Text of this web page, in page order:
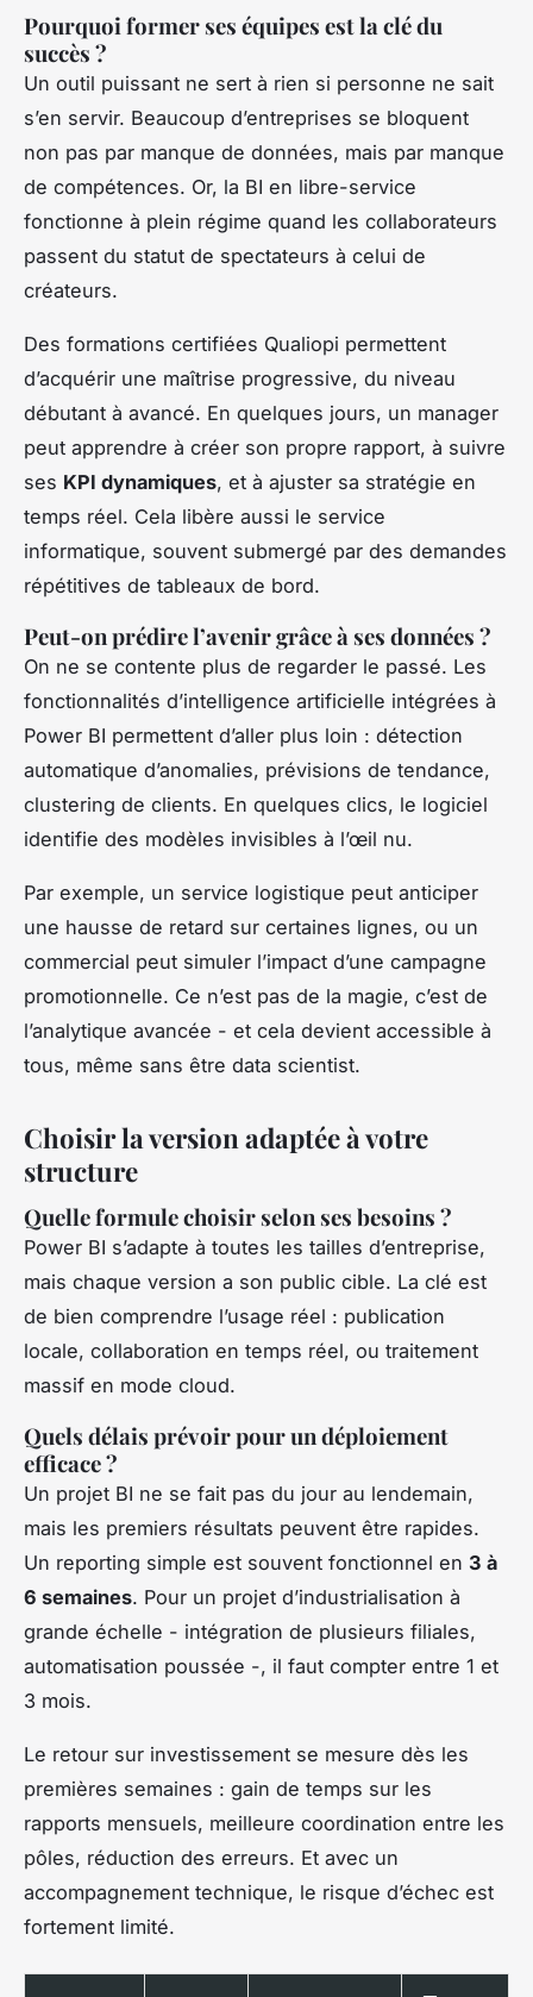
Pourquoi former ses équipes est la clé du
succès ?
Un outil puissant ne sert à rien si personne ne sait
s’en servir. Beaucoup d’entreprises se bloquent
non pas par manque de données, mais par manque
de compétences. Or, la BI en libre-service
fonctionne à plein régime quand les collaborateurs
passent du statut de spectateurs à celui de
créateurs.
Des formations certifiées Qualiopi permettent
d’acquérir une maîtrise progressive, du niveau
débutant à avancé. En quelques jours, un manager
peut apprendre à créer son propre rapport, à suivre
ses KPI dynamiques, et à ajuster sa stratégie en
temps réel. Cela libère aussi le service
informatique, souvent submergé par des demandes
répétitives de tableaux de bord.
Peut-on prédire l’avenir grâce à ses données ?
On ne se contente plus de regarder le passé. Les
fonctionnalités d’intelligence artificielle intégrées à
Power BI permettent d’aller plus loin : détection
automatique d’anomalies, prévisions de tendance,
clustering de clients. En quelques clics, le logiciel
identifie des modèles invisibles à l’œil nu.
Par exemple, un service logistique peut anticiper
une hausse de retard sur certaines lignes, ou un
commercial peut simuler l’impact d’une campagne
promotionnelle. Ce n’est pas de la magie, c’est de
l’analytique avancée - et cela devient accessible à
tous, même sans être data scientist.
Choisir la version adaptée à votre
structure
Quelle formule choisir selon ses besoins ?
Power BI s’adapte à toutes les tailles d’entreprise,
mais chaque version a son public cible. La clé est
de bien comprendre l’usage réel : publication
locale, collaboration en temps réel, ou traitement
massif en mode cloud.
Quels délais prévoir pour un déploiement
efficace ?
Un projet BI ne se fait pas du jour au lendemain,
mais les premiers résultats peuvent être rapides.
Un reporting simple est souvent fonctionnel en 3 à
6 semaines. Pour un projet d’industrialisation à
grande échelle - intégration de plusieurs filiales,
automatisation poussée -, il faut compter entre 1 et
3 mois.
Le retour sur investissement se mesure dès les
premières semaines : gain de temps sur les
rapports mensuels, meilleure coordination entre les
pôles, réduction des erreurs. Et avec un
accompagnement technique, le risque d’échec est
fortement limité.